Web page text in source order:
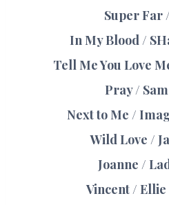
Super Far/
In My Blood/
Tell Me You Love
Pray/
Next to Me /
Wild Love /
Joanne /
Vincent/ Ellie